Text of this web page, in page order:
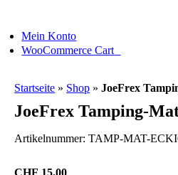
content
Mein Konto
WooCommerce Cart0
Startseite » Shop »JoeFrex
JoeFrex Tamping-
Artikelnummer:TAMP-MAT-
CHF 15.00